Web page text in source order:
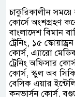
চাকুরিকালীন সময়ে
কোর্সে অংশগ্রহণ
বাংলাদেশ বিমান
ট্রেনিং, ১৫
কোর্স, এ্যারো
ট্রেনিং অফিসার
কোর্স, স্কুল অব
বেসিক এয়ার
কনভার্সন কোর্স,